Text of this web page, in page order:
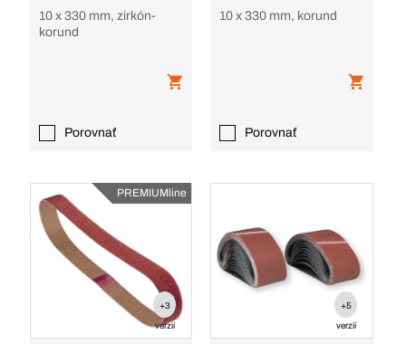
10 x 330 mm, zirkón-
korund
Porovnať
10 x 330 mm, korund
Porovnať
PREMIUMline
+3
verzií
+5
verzií